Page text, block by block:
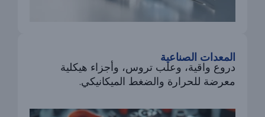
المعدات الصناعية
دروع واقية، وعلب تروس، وأجزاء هيكلية
معرضة للحرارة والضغط الميكانيكي.